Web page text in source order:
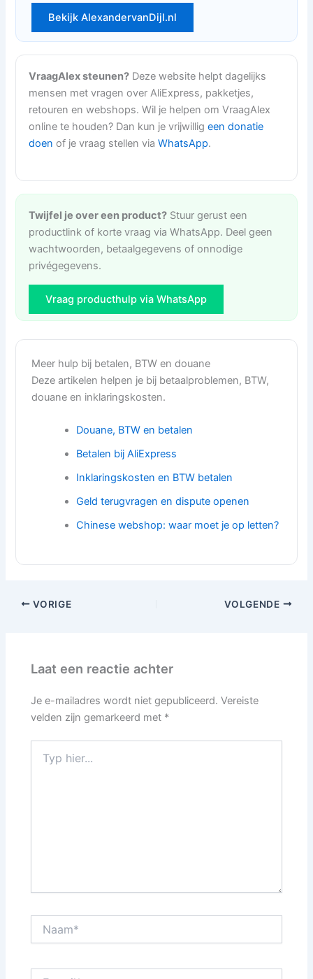
Bekijk AlexandervanDijl.nl
VraagAlex steunen? Deze website helpt dagelijks
mensen met vragen over AliExpress, pakketjes,
retouren en webshops. Wil je helpen om VraagAlex
online te houden? Dan kun je vrijwilligeen donatie
doen of je vraag stellen viaWhatsApp.
Twijfel je over een product? Stuur gerust een
productlink of korte vraag via WhatsApp. Deel geen
wachtwoorden, betaalgegevens of onnodige
privégegevens.
Vraag producthulp via WhatsApp
Meer hulp bij betalen, BTW en douane
Deze artikelen helpen je bij betaalproblemen, BTW,
douane en inklaringskosten.
Douane, BTW en betalen
Betalen bij AliExpress
Inklaringskosten en BTW betalen
Geld terugvragen en dispute openen
Chinese webshop: waar moet je op letten?
VORIGE VOLGENDE
Laat een reactie achter
Je e-mailadres wordt niet gepubliceerd. Vereiste
velden zijn gemarkeerd met *
hier...